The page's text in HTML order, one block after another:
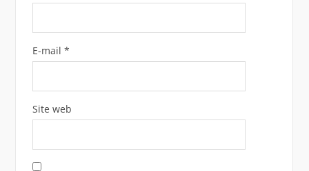
E-mail *
Site web